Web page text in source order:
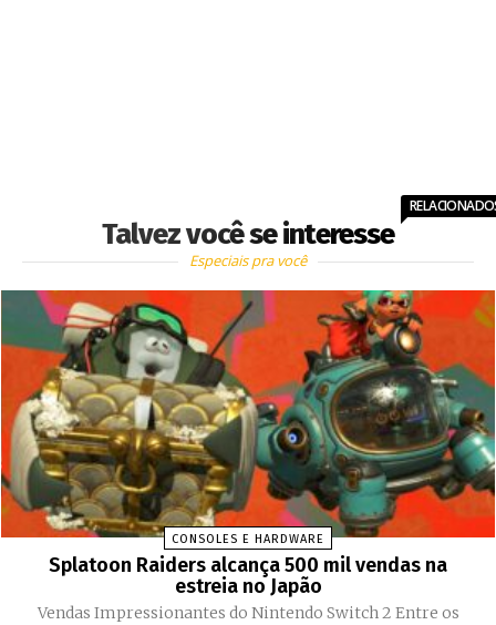
Talvez você se interesse
Especiais pra você
CONSOLES E HARDWARE
Splatoon Raiders alcança 500 mil vendas na
estreia no Japão
Vendas Impressionantes do Nintendo Switch 2 Entre os